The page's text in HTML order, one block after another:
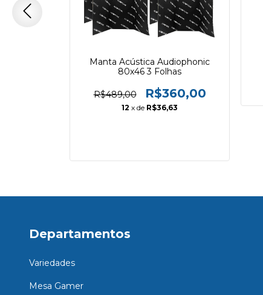
Manta Acústica Audiophonic
80x46 3 Folhas
R$489,00 R$360,00
12 x de R$36,63
Departamentos
Variedades
Mesa Gamer